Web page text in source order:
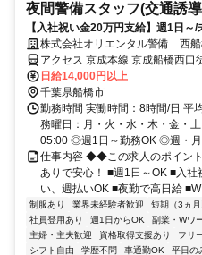
夜間警備スタッフ(交通誘
【入社祝い金20万円支給】週1日
い・週払いOK/履歴書不要！
株式会社オリエンタル警備 西
アクセス 京成本線 京成船橋西口
ポー口徒歩約6分、東葉高速線
支社)千葉県船橋市葛飾町2-380-2
日給14,000円以上
千葉県船橋市
勤務時間 実働時間：8時間/日 平
務曜日：月・火・水・木・金・
05:00 ◎週1日～勤務OK ◎週・月
仕事内容 ◆◆この求人のポイン
ありで安心！ ■週1日～OK ■入
い、週払いOK ■夜勤で高日給
制服あり 業界未経験者歓迎 短期（3ヵ月
社員登用あり
週1日からOK 副業・Wワ
主婦・主夫歓迎
資格取得支援あり フリ
シフト自由
学歴不問 車通勤OK 平日の